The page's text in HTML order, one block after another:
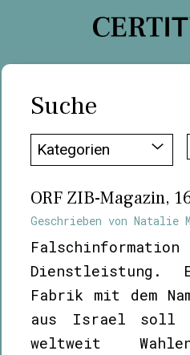
Suche
Kategorien
ORF ZIB-Magazin,
Geschrieben vonNatalie
Dienstleistung.
Fabrik mit dem
aus Israel soll
weltweit